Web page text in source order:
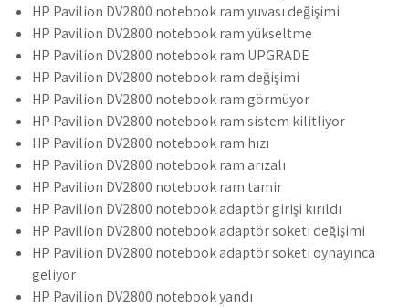
HP Pavilion DV2800 notebook ram yuvası değişimi
HP Pavilion DV2800 notebook ram yükseltme
HP Pavilion DV2800 notebook ram UPGRADE
HP Pavilion DV2800 notebook ram değişimi
HP Pavilion DV2800 notebook ram görmüyor
HP Pavilion DV2800 notebook ram sistem kilitliyor
HP Pavilion DV2800 notebook ram hızı
HP Pavilion DV2800 notebook ram arızalı
HP Pavilion DV2800 notebook ram tamir
HP Pavilion DV2800 notebook adaptör girişi kırıldı
HP Pavilion DV2800 notebook adaptör soketi değişimi
HP Pavilion DV2800 notebook adaptör soketi oynayınca
geliyor
HP Pavilion DV2800 notebook yandı